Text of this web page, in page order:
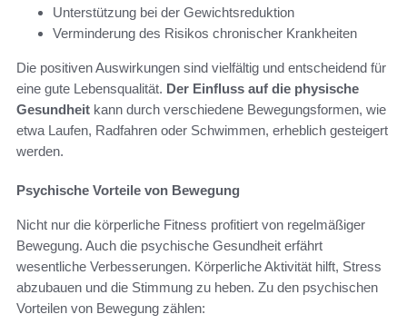
Unterstützung bei der Gewichtsreduktion
Verminderung des Risikos chronischer Krankheiten
Die positiven Auswirkungen sind vielfältig und entscheidend für
eine gute Lebensqualität. Der Einfluss auf die physische
Gesundheit kann durch verschiedene Bewegungsformen, wie
etwa Laufen, Radfahren oder Schwimmen, erheblich gesteigert
werden.
Psychische Vorteile von Bewegung
Nicht nur die körperliche Fitness profitiert von regelmäßiger
Bewegung. Auch die psychische Gesundheit erfährt
wesentliche Verbesserungen. Körperliche Aktivität hilft, Stress
abzubauen und die Stimmung zu heben. Zu den psychischen
Vorteilen von Bewegung zählen: